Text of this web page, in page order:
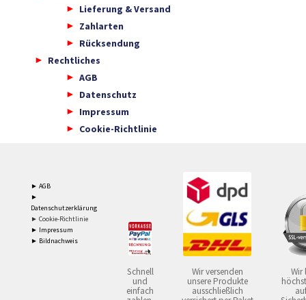
Lieferung & Versand
Zahlarten
Rücksendung
Rechtliches
AGB
Datenschutz
Impressum
Cookie-Richtlinie
► AGB
►
Datenschutzerklärung
► Cookie-Richtlinie
► Impressum
► Bildnachweis
Schnell
und
einfach
Wir versenden
unsere Produkte
ausschließlich
Wir